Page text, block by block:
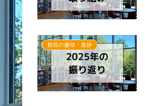
館長の趣味・進捗